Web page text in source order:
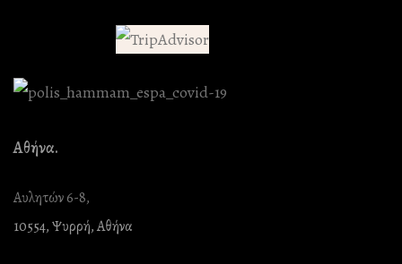
Αθήνα.
Αυλητών 6-8,
10554, Ψυρρή, Αθήνα